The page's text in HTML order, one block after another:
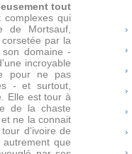
tout
qui
de Mortsauf,
par la
domaine -
incroyable
pour ne pas
- et surtout,
Elle est tour à
de la chaste
ne la connait
d'ivoire de
que